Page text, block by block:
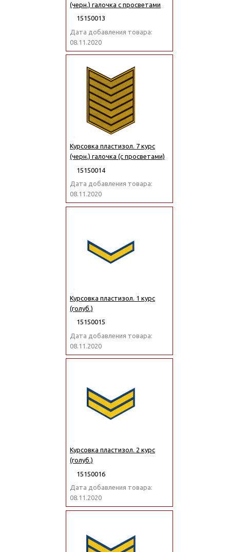
(черн.) галочка с просветами
15150013
Дата добавления товара:
08.11.2020
Курсовка пластизол. 7 курс
(черн.) галочка (с просветами)
15150014
Дата добавления товара:
08.11.2020
Курсовка пластизол. 1 курс
(голуб.)
15150015
Дата добавления товара:
08.11.2020
Курсовка пластизол. 2 курс
(голуб.)
15150016
Дата добавления товара:
08.11.2020